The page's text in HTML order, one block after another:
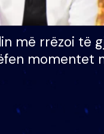
më rrëzoi të
momentet
e BB VIP: